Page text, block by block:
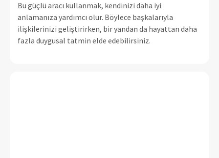
Bu güçlü aracı kullanmak, kendinizi daha iyi
anlamanıza yardımcı olur. Böylece başkalarıyla
ilişkilerinizi geliştirirken, bir yandan da hayattan daha
fazla duygusal tatmin elde edebilirsiniz.